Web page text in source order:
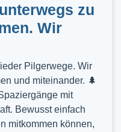
zu
Wir
Pilgerwege. Wir
und miteinander. 🌲
mit
Bewusst einfach
mitkommen können,